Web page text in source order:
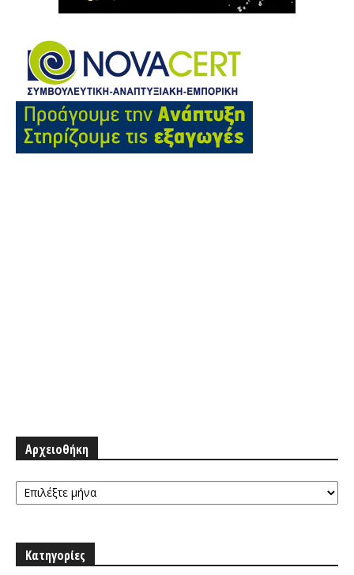
Αρχειοθήκη
Αρχειοθήκη
Κατηγορίες